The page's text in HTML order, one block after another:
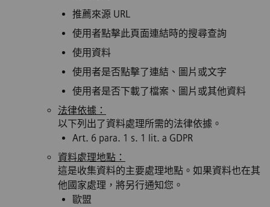
推薦來源 URL
使用者點擊此頁面連結時的搜尋查詢
使用資料
使用者是否點擊了連結、圖片或文字
使用者是否下載了檔案、圖片或其他資料
法律依據：
以下列出了資料處理所需的法律依據。
Art. 6 para. 1 s. 1 lit. a GDPR
資料處理地點：
這是收集資料的主要處理地點。如果資料也在其
他國家處理，將另行通知您。
歐盟